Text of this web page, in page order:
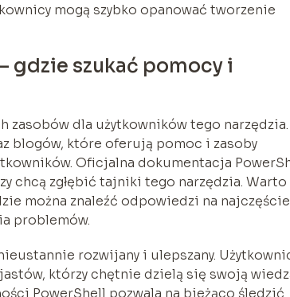
mogą szybko opanować tworzenie
gdzie szukać pomocy i
zasobów dla użytkowników tego narzędzia.
blogów, które oferują pomoc i zasoby
Oficjalna dokumentacja
chcą zgłębić tajniki tego narzędzia. Warto
można znaleźć odpowiedzi na
problemów.
rozwijany i ulepszany.
którzy chętnie dzielą się swoją
PowerShell pozwala na bieżąco śledzić